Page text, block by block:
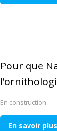
Pour que
En construction.
En savoir